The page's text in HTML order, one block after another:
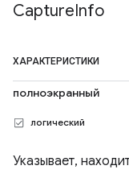
CaptureInfo
ХАРАКТЕРИСТИКИ
полноэкранный
логический
Указывает,